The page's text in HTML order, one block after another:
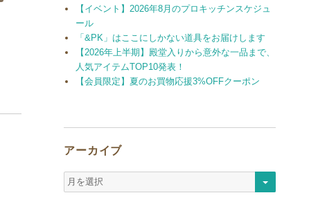
【イベント】2026年8月のプロキッチンスケジュ
ール
「&PK」はここにしかない道具をお届けします
【2026年上半期】殿堂入りから意外な一品まで、
人気アイテムTOP10発表！
【会員限定】夏のお買物応援3%OFFクーポン
アーカイブ
ア
ー